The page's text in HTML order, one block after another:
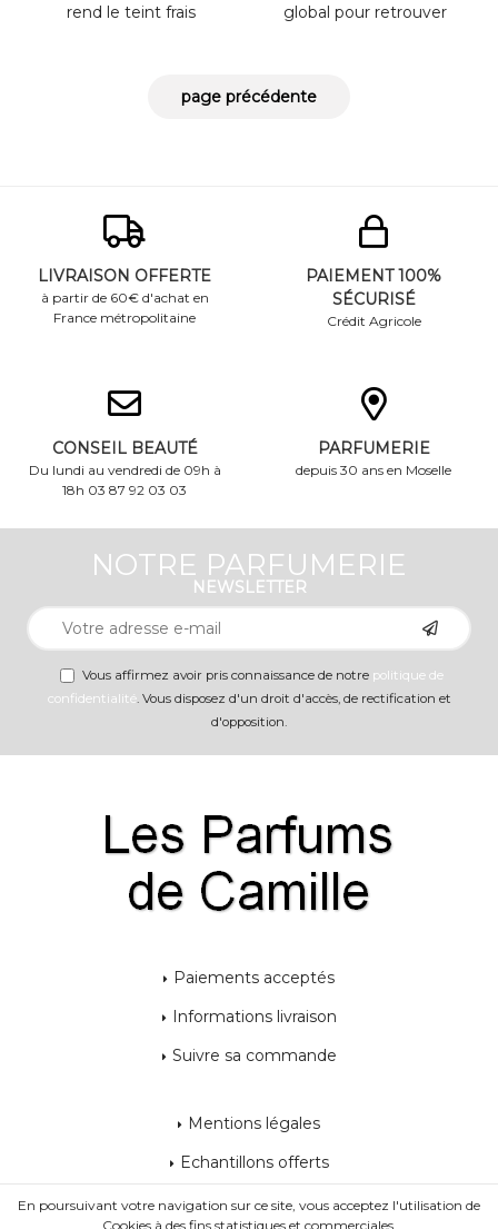
rend le teint frais
Reminéralise, détoxifie
global pour retrouver
Vitamine C optimisée
LIVRAISON OFFERTE
à partir de 60€ d'achat en
France métropolitaine
PAIEMENT 100%
SÉCURISÉ
Crédit Agricole
CONSEIL BEAUTÉ
Du lundi au vendredi de 09h à
18h 03 87 92 03 03
PARFUMERIE
depuis 30 ans en Moselle
NOTRE PARFUMERIE
NEWSLETTER
Vous affirmez avoir pris connaissance de notre politique de
confidentialité. Vous disposez d'un droit d'accès, de rectification et
d'opposition.
Paiements acceptés
Informations livraison
Suivre sa commande
Mentions légales
Echantillons offerts
C.G.V
En poursuivant votre navigation sur ce site, vous acceptez l'utilisation de
Cookies à des fins statistiques et commerciales.